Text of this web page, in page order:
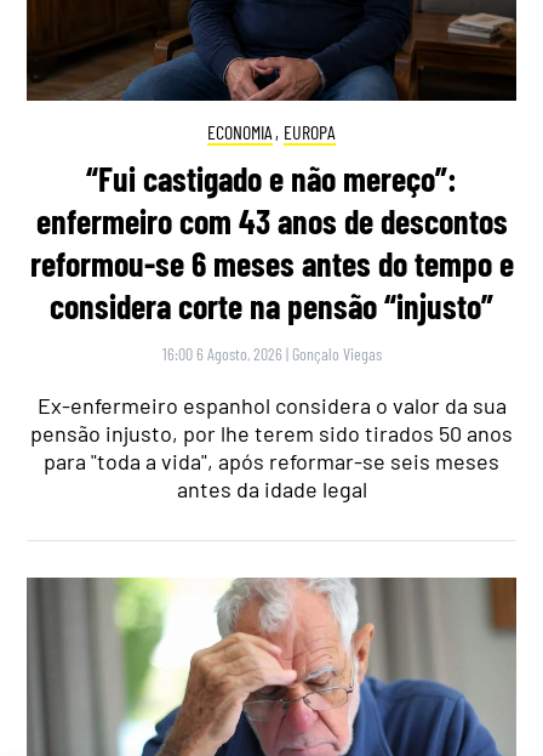
ECONOMIA , EUROPA
“Fui castigado e não mereço”:
enfermeiro com 43 anos de descontos
reformou-se 6 meses antes do tempo e
considera corte na pensão “injusto”
16:00 6 Agosto, 2026 | Gonçalo Viegas
Ex-enfermeiro espanhol considera o valor da sua
pensão injusto, por lhe terem sido tirados 50 anos
para "toda a vida", após reformar-se seis meses
antes da idade legal